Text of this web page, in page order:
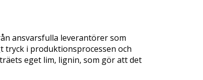
ansvarsfulla leverantörer som
tryck i produktionsprocessen och
eget lim, lignin, som gör att det